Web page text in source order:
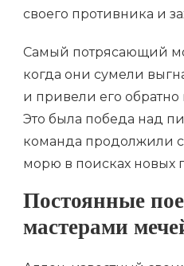
своего противника и
Самый потрясающий
когда они сумели
и привели его обратно
Это была победа над
команда продолжили
морю в поисках новых
Постоянные
мастерами